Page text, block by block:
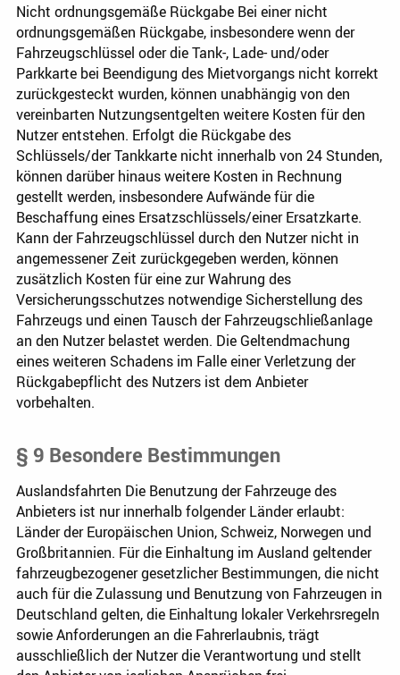
Nicht ordnungsgemäße Rückgabe Bei einer nicht
ordnungsgemäßen Rückgabe, insbesondere wenn der
Fahrzeugschlüssel oder die Tank-, Lade- und/oder
Parkkarte bei Beendigung des Mietvorgangs nicht korrekt
zurückgesteckt wurden, können unabhängig von den
vereinbarten Nutzungsentgelten weitere Kosten für den
Nutzer entstehen. Erfolgt die Rückgabe des
Schlüssels/der Tankkarte nicht innerhalb von 24 Stunden,
können darüber hinaus weitere Kosten in Rechnung
gestellt werden, insbesondere Aufwände für die
Beschaffung eines Ersatzschlüssels/einer Ersatzkarte.
Kann der Fahrzeugschlüssel durch den Nutzer nicht in
angemessener Zeit zurückgegeben werden, können
zusätzlich Kosten für eine zur Wahrung des
Versicherungsschutzes notwendige Sicherstellung des
Fahrzeugs und einen Tausch der Fahrzeugschließanlage
an den Nutzer belastet werden. Die Geltendmachung
eines weiteren Schadens im Falle einer Verletzung der
Rückgabepflicht des Nutzers ist dem Anbieter
vorbehalten.
§ 9 Besondere Bestimmungen
Auslandsfahrten Die Benutzung der Fahrzeuge des
Anbieters ist nur innerhalb folgender Länder erlaubt:
Länder der Europäischen Union, Schweiz, Norwegen und
Großbritannien. Für die Einhaltung im Ausland geltender
fahrzeugbezogener gesetzlicher Bestimmungen, die nicht
auch für die Zulassung und Benutzung von Fahrzeugen in
Deutschland gelten, die Einhaltung lokaler Verkehrsregeln
sowie Anforderungen an die Fahrerlaubnis, trägt
ausschließlich der Nutzer die Verantwortung und stellt